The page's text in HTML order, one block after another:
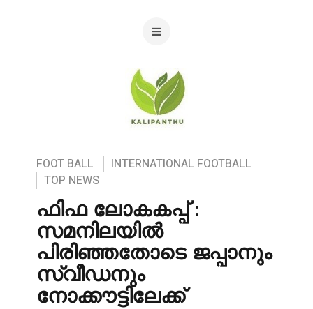
FOOT BALL
INTERNATIONAL FOOTBALL
TOP NEWS
ഫിഫ ലോകകപ്പ് :
സമനിലയിൽ
പിരിഞ്ഞതോടെ ജപ്പാനും
സ്വീഡനും
നോക്കൗട്ടിലേക്ക്